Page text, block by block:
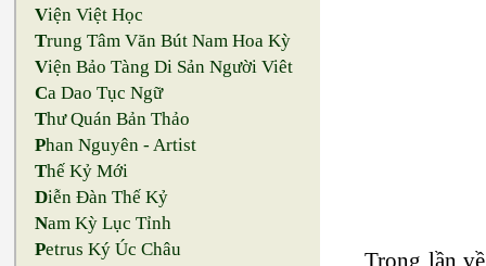
Viện Việt Học
Trung Tâm Văn Bút Nam Hoa Kỳ
Viện Bảo Tàng Di Sản Người Viêt
Ca Dao Tục Ngữ
Thư Quán Bản Thảo
Phan Nguyên - Artist
Thế Kỷ Mới
Diễn Đàn Thế Kỷ
Nam Kỳ Lục Tỉnh
Petrus Ký Úc Châu
Trong lần